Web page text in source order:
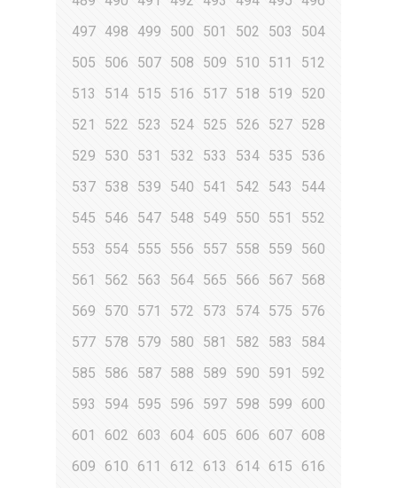
497 498 499 500 501 502 503
504
505
506 507 508 509 510 511
512
513
514 515 516 517 518 519
520
521
522 523 524 525 526 527 528
529
530 531 532 533 534 535
536
537 538 539 540 541 542 543
544
545
546 547 548 549 550 551
552
553
554 555 556 557 558 559
560
561
562 563 564 565 566 567 568
569
570 571 572 573 574 575
576
577 578 579 580 581 582 583
584
585
586 587 588 589 590 591
592
593
594 595 596 597 598 599
600
601
602 603 604 605 606 607 608
609
610 611 612 613 614 615
616